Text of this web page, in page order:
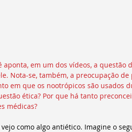
aponta, em um dos vídeos, a
Nota-se, também, a preocupação
em que os nootrópicos são usados
ética? Por que há tanto
médicas?
vejo como algo antiético. Imagine o